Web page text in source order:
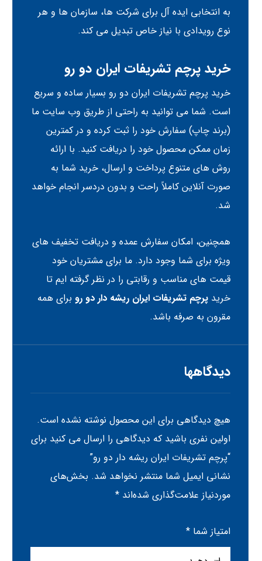
به انتخابی ایده آل برای شرکت ها، سازمان ها و هر
نوع رویدادی با نیاز خاص تبدیل می کند.
خرید پرچم تشریفات ایران دو رو
خرید پرچم تشریفات ایران دو رو بسیار ساده و سریع
است. شما می توانید به راحتی از طریق وب سایت ما
(برند چاپ) سفارش خود را ثبت کرده و در کمترین
زمان ممکن محصول خود را دریافت کنید. با ارائه
روش های متنوع پرداخت و ارسال، خرید شما به
صورت آنلاین کاملاً راحت و بدون دردسر انجام خواهد
شد.
همچنین، امکان سفارش عمده و دریافت تخفیف های
ویژه برای شما وجود دارد. ما برای مشتریان خود
قیمت های مناسب و رقابتی را در نظر گرفته ایم تا
خریدپرچم تشریفات ایران ریشه دار دو رو برای همه
مقرون به صرفه باشد.
دیدگاهها
هیچ دیدگاهی برای این محصول نوشته نشده است.
اولین نفری باشید که دیدگاهی را ارسال می کنید برای
“پرچم تشریفات ایران ریشه دار دو رو”
نشانی ایمیل شما منتشر نخواهد شد. بخش‌های
موردنیاز علامت‌گذاری شده‌اند*
امتیاز شما*